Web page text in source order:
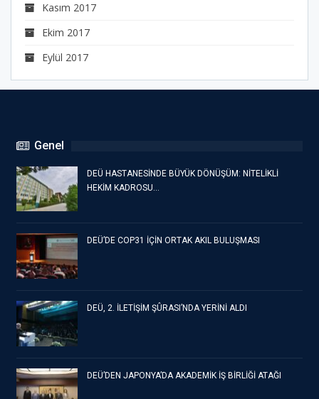
Kasım 2017
Ekim 2017
Eylül 2017
Genel
DEÜ HASTANESİNDE BÜYÜK DÖNÜŞÜM: NİTELİKLİ
HEKİM KADROSU…
DEÜ’DE COP31 İÇİN ORTAK AKIL BULUŞMASI
DEÜ, 2. İLETİŞİM ŞÛRASI’NDA YERİNİ ALDI
DEÜ’DEN JAPONYA’DA AKADEMİK İŞ BİRLİĞİ ATAĞI